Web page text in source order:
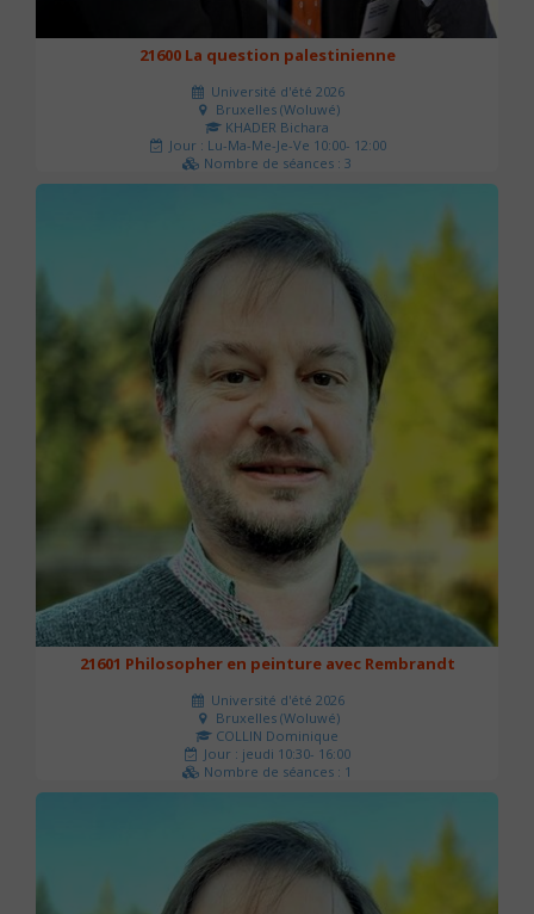
21600 La question palestinienne
Université d'été 2026
Bruxelles (Woluwé)
KHADER Bichara
Jour : Lu-Ma-Me-Je-Ve 10:00- 12:00
Nombre de séances : 3
63 €
21601 Philosopher en peinture avec Rembrandt
Université d'été 2026
Bruxelles (Woluwé)
COLLIN Dominique
Jour : jeudi 10:30- 16:00
Nombre de séances : 1
40 €